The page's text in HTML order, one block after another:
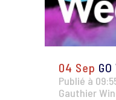
04 Sep
Publié à
Gauthier